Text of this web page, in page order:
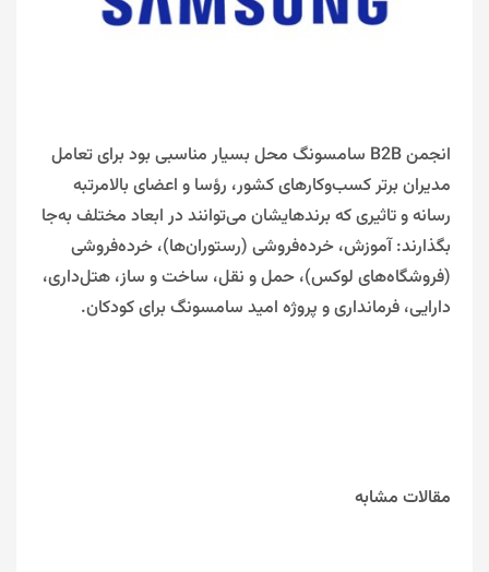
انجمن B2B سامسونگ محل بسیار مناسبی بود برای تعامل
مدیران برتر کسب‌وکارهای کشور، رؤسا و اعضای بالامرتبه
رسانه و تاثیری که برندهایشان می‌توانند در ابعاد مختلف به‌جا
بگذارند: آموزش، خرده‌فروشی (رستوران‌ها)، خرده‌فروشی
(فروشگاه‌های لوکس)، حمل و نقل، ساخت و ساز، هتل‌داری،
دارایی، فرمانداری و پروژه امید سامسونگ برای کودکان.
مقالات مشابه